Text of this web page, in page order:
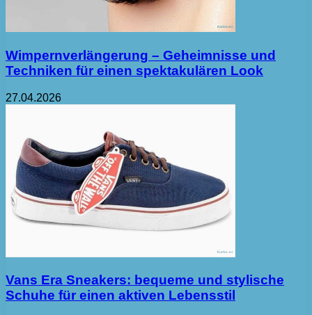
Wimpernverlängerung – Geheimnisse und
Techniken für einen spektakulären Look
27.04.2026
Vans Era Sneakers: bequeme und stylische
Schuhe für einen aktiven Lebensstil